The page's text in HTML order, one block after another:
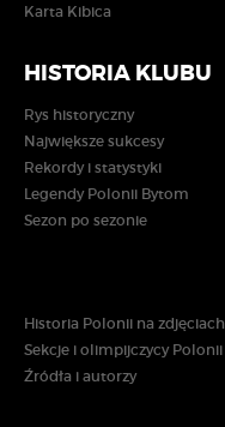
Karta Kibica
HISTORIA KLUBU
Rys historyczny
Największe sukcesy
Rekordy i statystyki
Legendy Polonii Bytom
Sezon po sezonie
Historia Polonii na zdjęciach
Sekcje i olimpijczycy Polonii
Źródła i autorzy